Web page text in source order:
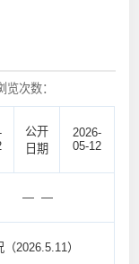
览次数：
公开
日期
2026-
05-12
— —
2026.5.11）